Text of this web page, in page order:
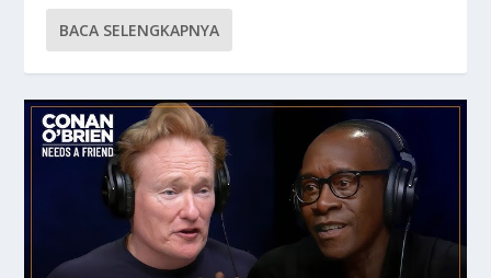
BACA SELENGKAPNYA